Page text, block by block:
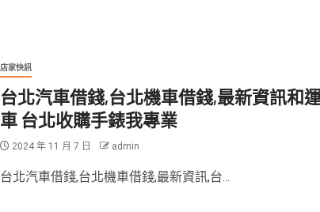
店家快訊
台北汽車借錢,台北機車借錢,最新資訊和
車 台北收購手錶我專業
2024 年 11 月 7 日 admin
台北汽車借錢,台北機車借錢,最新資訊,台...